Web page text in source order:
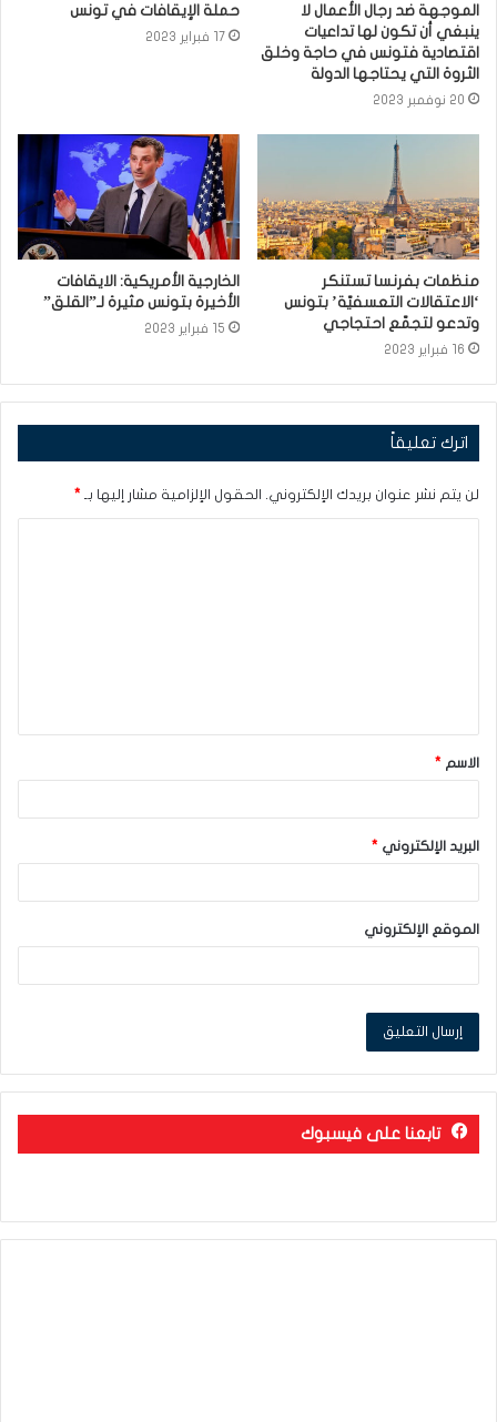
الموجهة ضد رجال الأعمال لا
ينبغي أن تكون لها تداعيات
اقتصادية فتونس في حاجة وخلق
الثروة التي يحتاجها الدولة
20 نوفمبر 2023
حملة الإيقافات في تونس
17 فبراير 2023
منظمات بفرنسا تستنكر
‘الاعتقالات التعسفيّة’ بتونس
وتدعو لتجمّع احتجاجي
16 فبراير 2023
الخارجية الأمريكية: الايقافات
الأخيرة بتونس مثيرة لـ”القلق”
15 فبراير 2023
اترك تعليقاً
لن يتم نشر عنوان بريدك الإلكتروني. الحقول الإلزامية مشار إليها بـ *
ق
*
الاسم *
البريد الإلكتروني *
الموقع الإلكتروني
تابعنا على فيسبوك